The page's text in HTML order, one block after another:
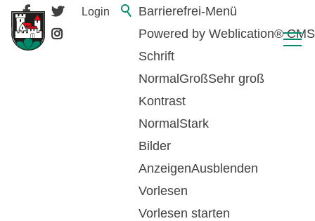
Barrierefrei-Menü
Powered by Weblication® CMS
Schrift
Normal GroßSehr groß
Kontrast
Normal Stark
Bilder
AnzeigenAusblenden
Vorlesen
Vorlesen starten
Login
Hundetaxe 2026 -